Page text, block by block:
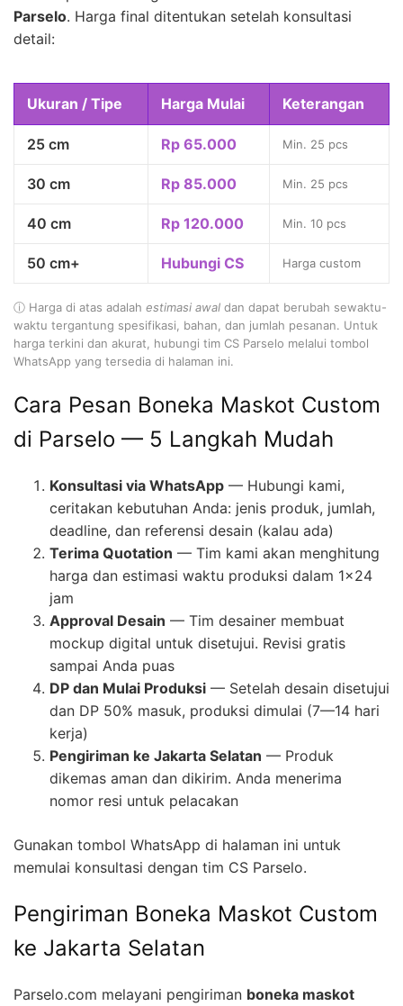
Parselo. Harga final ditentukan setelah konsultasi
detail:
Ukuran / Tipe Harga Mulai Keterangan
25 cm Rp 65.000 Min. 25 pcs
30 cm Rp 85.000 Min. 25 pcs
40 cm Rp 120.000 Min. 10 pcs
50 cm+ Hubungi CS Harga custom
ⓘ Harga di atas adalah estimasi awal dan dapat berubah sewaktu-
waktu tergantung spesifikasi, bahan, dan jumlah pesanan. Untuk
harga terkini dan akurat, hubungi tim CS Parselo melalui tombol
WhatsApp yang tersedia di halaman ini.
Cara Pesan Boneka Maskot Custom
di Parselo — 5 Langkah Mudah
Konsultasi via WhatsApp — Hubungi kami,
ceritakan kebutuhan Anda: jenis produk, jumlah,
deadline, dan referensi desain (kalau ada)
Terima Quotation — Tim kami akan menghitung
harga dan estimasi waktu produksi dalam 1×24
jam
Approval Desain — Tim desainer membuat
mockup digital untuk disetujui. Revisi gratis
sampai Anda puas
DP dan Mulai Produksi — Setelah desain disetujui
dan DP 50% masuk, produksi dimulai (7—14 hari
kerja)
Pengiriman ke Jakarta Selatan — Produk
dikemas aman dan dikirim. Anda menerima
nomor resi untuk pelacakan
Gunakan tombol WhatsApp di halaman ini untuk
memulai konsultasi dengan tim CS Parselo.
Pengiriman Boneka Maskot Custom
ke Jakarta Selatan
Parselo.com melayani pengiriman boneka maskot